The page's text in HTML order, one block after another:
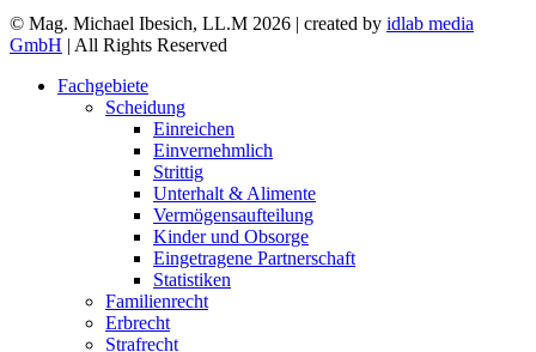
© Mag. Michael Ibesich, LL.M 2026 | created by idlab media
GmbH | All Rights Reserved
Fachgebiete
Scheidung
Einreichen
Einvernehmlich
Strittig
Unterhalt & Alimente
Vermögensaufteilung
Kinder und Obsorge
Eingetragene Partnerschaft
Statistiken
Familienrecht
Erbrecht
Strafrecht